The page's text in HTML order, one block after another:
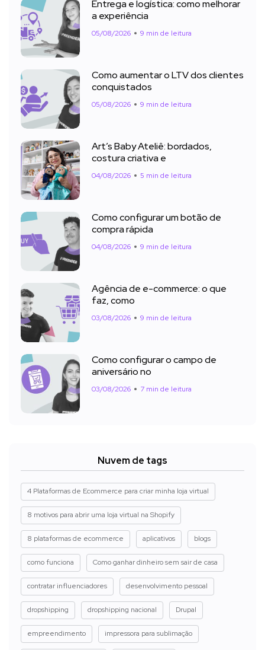
Entrega e logística: como melhorar
a experiência
05/08/2026 9 min de leitura
Como aumentar o LTV dos clientes
conquistados
05/08/2026 9 min de leitura
Art’s Baby Ateliê: bordados,
costura criativa e
04/08/2026 5 min de leitura
Como configurar um botão de
compra rápida
04/08/2026 9 min de leitura
Agência de e-commerce: o que
faz, como
03/08/2026 9 min de leitura
Como configurar o campo de
aniversário no
03/08/2026 7 min de leitura
Nuvem de tags
4 Plataformas de Ecommerce para criar minha loja virtual
8 motivos para abrir uma loja virtual na Shopify
8 plataformas de ecommerce aplicativos blogs
como funciona Como ganhar dinheiro sem sair de casa
contratar influenciadores desenvolvimento pessoal
dropshipping dropshipping nacional Drupal
empreendimento impressora para sublimação